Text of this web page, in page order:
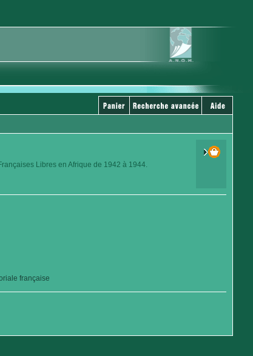
Libres en Afrique de 1942 à 1944.
française